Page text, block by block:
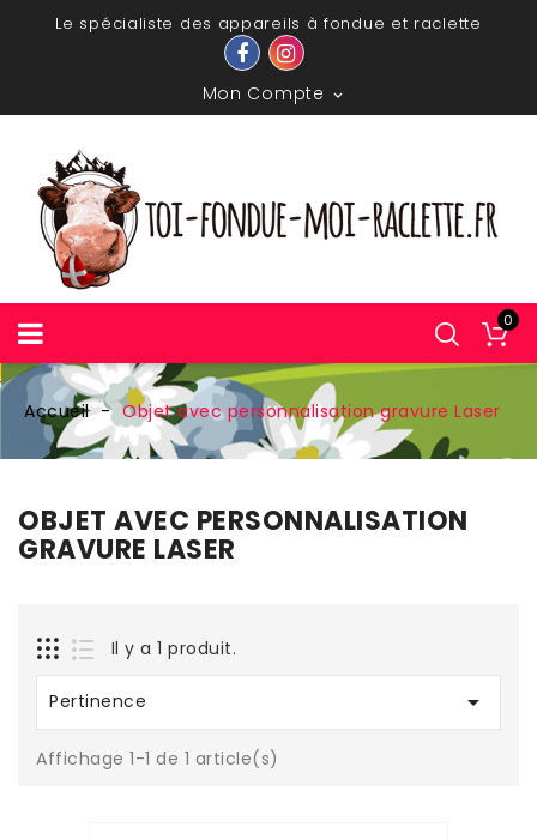
Le spécialiste des appareils à fondue et raclette
Mon Compte 
0
Accueil Objet avec personnalisation gravure Laser
OBJET AVEC PERSONNALISATION
GRAVURE LASER
Il y a 1 produit.
Pertinence 
Affichage 1-1 de 1 article(s)